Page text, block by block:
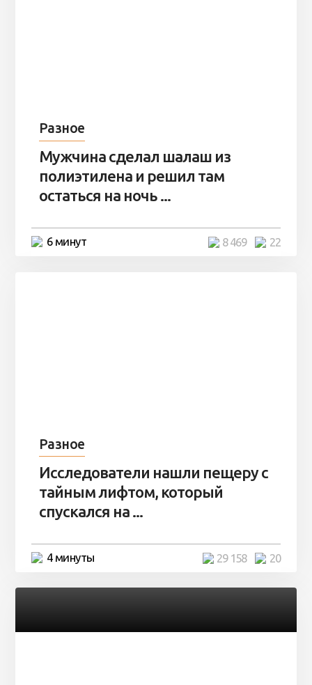
Разное
Мужчина сделал шалаш из
полиэтилена и решил там
остаться на ночь ...
6 минут 22
8 469
Разное
Исследователи нашли пещеру с
тайным лифтом, который
спускался на ...
4 минуты 20
29 158